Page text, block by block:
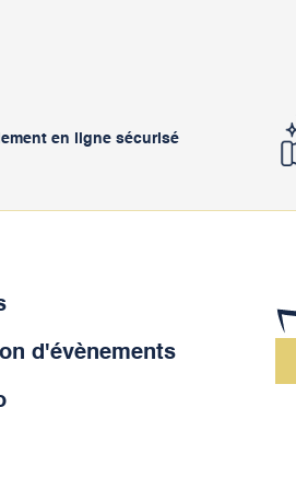
en ligne sécurisé
d'évènements